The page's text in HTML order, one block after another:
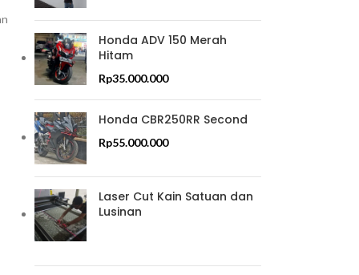
Honda ADV 150 Merah
Hitam
Rp35.000.000
Honda CBR250RR Second
Rp55.000.000
Laser Cut Kain Satuan dan
Lusinan